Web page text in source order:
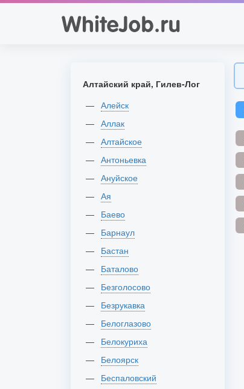
Алтайский край, Гилев-Лог
Алейск
Аллак
Алтайское
Антоньевка
Ануйское
Ая
Баево
Барнаул
Бастан
Баталово
Безголосово
Безрукавка
Белоглазово
Белокуриха
Белоярск
Беспаловский